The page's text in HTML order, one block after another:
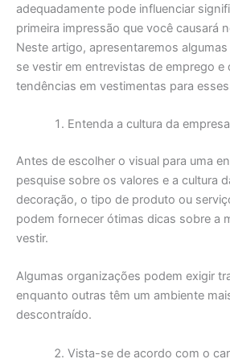
adequadamente pode influenciar
primeira impressão que você causará
Neste artigo, apresentaremos
se vestir em entrevistas de emprego e
tendências em vestimentas para
Entenda a cultura da empresa
Antes de escolher o visual para uma
pesquise sobre os valores e a cultura
decoração, o tipo de produto ou
podem fornecer ótimas dicas sobre a
vestir.
Algumas organizações podem exigir
enquanto outras têm um ambiente
descontraído.
Vista-se de acordo com o